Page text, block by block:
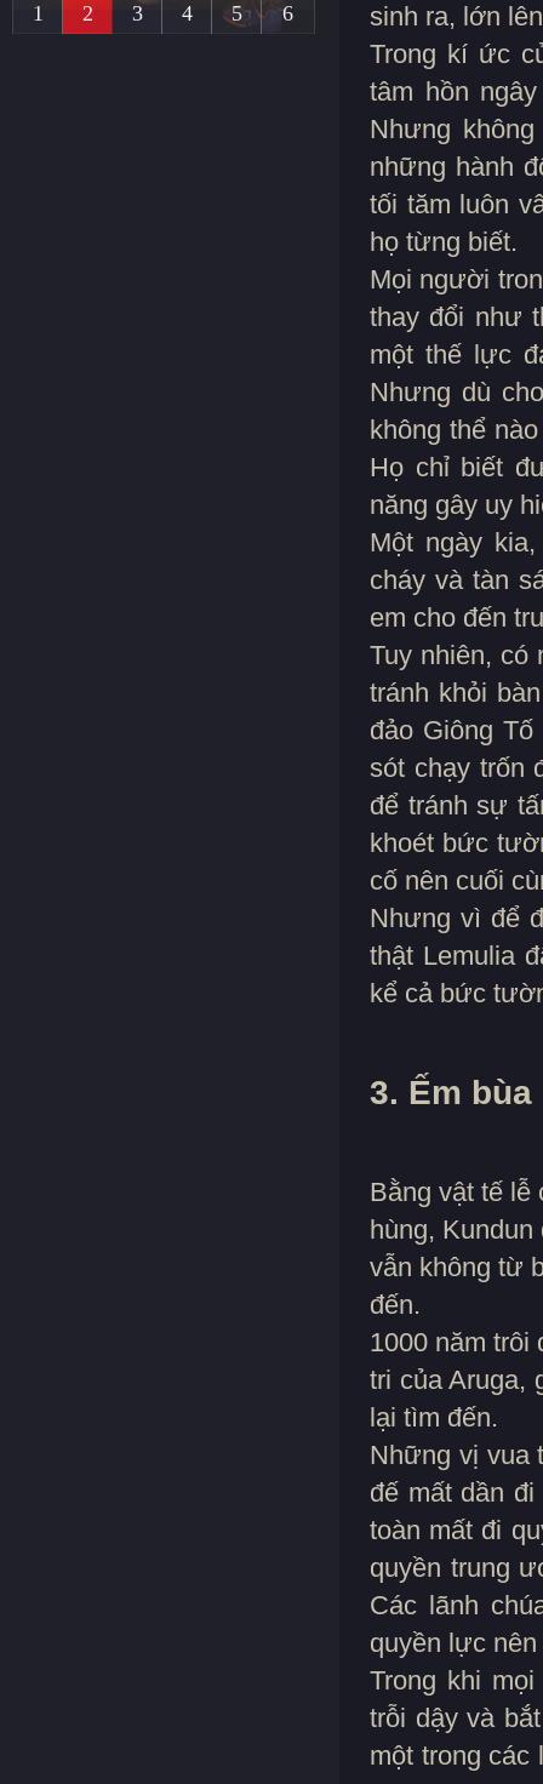
1 2 3 4 5 6
sinh ra, lớn
Trong kí ức
tâm hồn
Nhưng
những hành
tối tăm luôn
họ từng biết.
Mọi người
thay đổi như
một thế lực
Nhưng dù
không thể
Họ chỉ biết
năng gây uy
Một ngày
cháy và tàn
em cho đến
Tuy nhiên, có
tránh khỏi
đảo Giông
sót chạy trốn
để tránh sự
khoét bức
cố nên cuối
Nhưng vì để
thật Lemulia
kể cả bức
3. Ếm
Bằng vật tế lễ
hùng,
vẫn không từ
đến.
1000 năm trôi
tri của Aruga,
lại tìm đến.
Những vị vua
đế mất dần
toàn mất đi
quyền trung
Các lãnh
quyền lực
Trong khi
trỗi dậy và
một trong các